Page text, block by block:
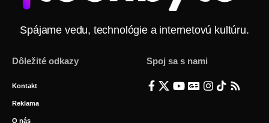
Spájame vedu, technológie a internetovú kultúru.
Dôležité odkazy
Kontakt
Reklama
O nás
Spoj sa s nami